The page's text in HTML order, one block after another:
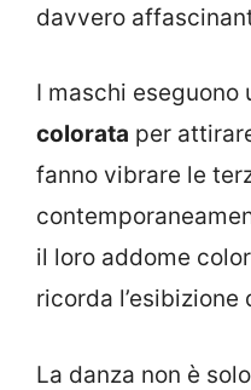
davvero
I maschi eseguono
colorata per
fanno vibrare le
il loro addome
ricorda l’esibizione
La danza non è solo